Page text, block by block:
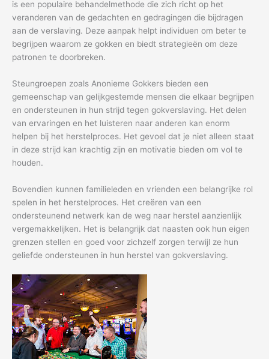
is een populaire behandelmethode die zich richt op het
veranderen van de gedachten en gedragingen die bijdragen
aan de verslaving. Deze aanpak helpt individuen om beter te
begrijpen waarom ze gokken en biedt strategieën om deze
patronen te doorbreken.
Steungroepen zoals Anonieme Gokkers bieden een
gemeenschap van gelijkgestemde mensen die elkaar begrijpen
en ondersteunen in hun strijd tegen gokverslaving. Het delen
van ervaringen en het luisteren naar anderen kan enorm
helpen bij het herstelproces. Het gevoel dat je niet alleen staat
in deze strijd kan krachtig zijn en motivatie bieden om vol te
houden.
Bovendien kunnen familieleden en vrienden een belangrijke rol
spelen in het herstelproces. Het creëren van een
ondersteunend netwerk kan de weg naar herstel aanzienlijk
vergemakkelijken. Het is belangrijk dat naasten ook hun eigen
grenzen stellen en goed voor zichzelf zorgen terwijl ze hun
geliefde ondersteunen in hun herstel van gokverslaving.